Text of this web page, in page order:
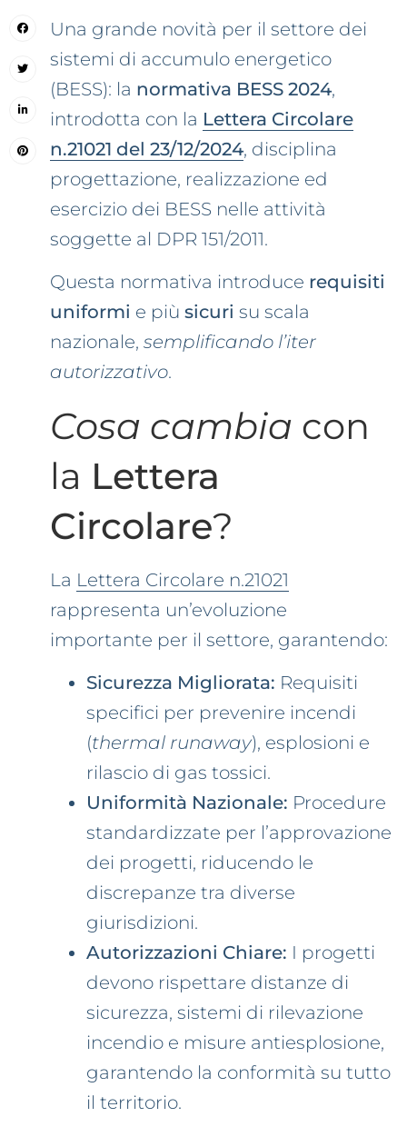
Una grande novità per il settore dei
sistemi di accumulo energetico
(BESS): la normativa BESS 2024,
introdotta con la Lettera Circolare
n.21021 del 23/12/2024, disciplina
progettazione, realizzazione ed
esercizio dei BESS nelle attività
soggette al DPR 151/2011.
Questa normativa introduce requisiti
uniformi e più sicuri su scala
nazionale, semplificando l’iter
autorizzativo.
Cosa cambia con
la Lettera
Circolare?
La Lettera Circolare n.21021
rappresenta un’evoluzione
importante per il settore, garantendo:
Sicurezza Migliorata: Requisiti
specifici per prevenire incendi
(thermal runaway), esplosioni e
rilascio di gas tossici.
Uniformità Nazionale: Procedure
standardizzate per l’approvazione
dei progetti, riducendo le
discrepanze tra diverse
giurisdizioni.
Autorizzazioni Chiare: I progetti
devono rispettare distanze di
sicurezza, sistemi di rilevazione
incendio e misure antiesplosione,
garantendo la conformità su tutto
il territorio.